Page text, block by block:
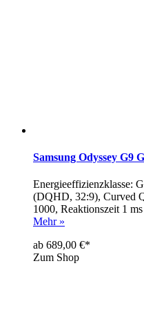
Samsung Odyssey G9
Energieeffizienzklasse:
(DQHD, 32:9), Curved
1000, Reaktionszeit 1
Mehr »
ab 689,00 €*
Zum Shop